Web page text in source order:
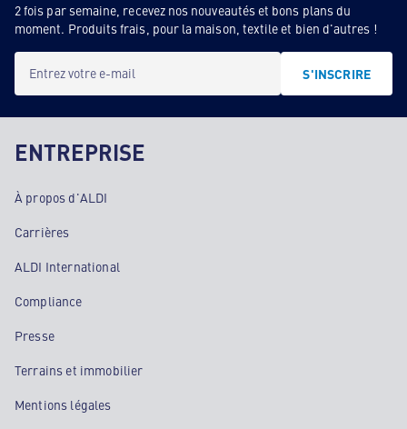
2 fois par semaine, recevez nos nouveautés et bons plans du
moment. Produits frais, pour la maison, textile et bien d'autres !
Entrez votre e-mail S'INSCRIRE
ENTREPRISE
À propos d'ALDI
Carrières
ALDI International
Compliance
Presse
Terrains et immobilier
Mentions légales